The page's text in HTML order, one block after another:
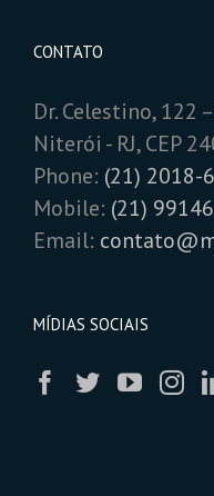
CONTATO
Dr. Celestino, 122
Niterói - RJ, CEP
Phone: (21) 2018-
Mobile: (21)
Email:
MÍDIAS SOCIAIS